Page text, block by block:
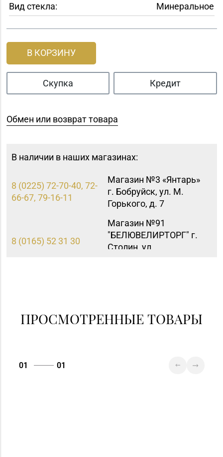
Вид стекла:
Минеральное
В КОРЗИНУ
Скупка Кредит
Обмен или возврат товара
В наличии в наших магазинах:
8 (0225) 72-70-40, 72-
66-67, 79-16-11
Магазин №3 «Янтарь»
г. Бобруйск, ул. М.
Горького, д. 7
8 (0165) 52 31 30
Магазин №91
"БЕЛЮВЕЛИРТОРГ" г.
Столин, ул.
ПРОСМОТРЕННЫЕ ТОВАРЫ
01 01